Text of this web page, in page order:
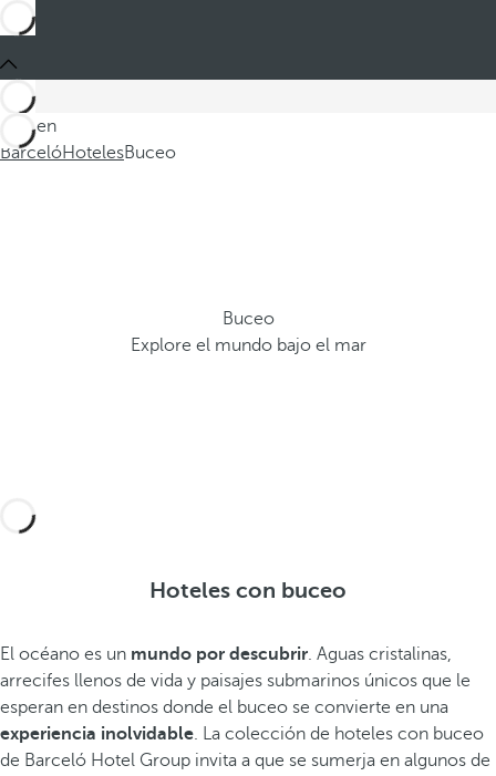
Está en
BarcelóHotelesBuceo
Buceo
Explore el mundo bajo el mar
Hoteles con buceo
El océano es un mundo por descubrir. Aguas cristalinas,
arrecifes llenos de vida y paisajes submarinos únicos que le
esperan en destinos donde el buceo se convierte en una
experiencia inolvidable. La colección de hoteles con buceo
de Barceló Hotel Group invita a que se sumerja en algunos de